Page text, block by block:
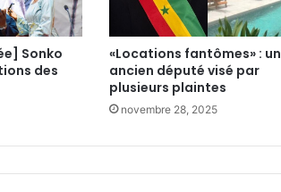
Sonko
des
«Locations fantômes» : un
ancien député visé par
plusieurs plaintes
novembre 28, 2025